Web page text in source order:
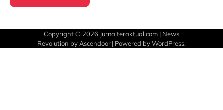
Copyright © 2026 Jurnalteraktual.com | News
Revolution by Ascendoor | Powered byWordPress.